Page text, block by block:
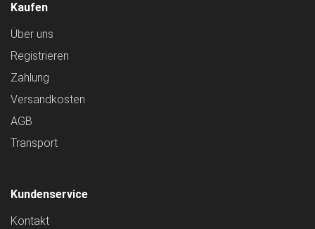
Kaufen
Über uns
Registrieren
Zahlung
Versandkosten
AGB
Transport
Kundenservice
Kontakt